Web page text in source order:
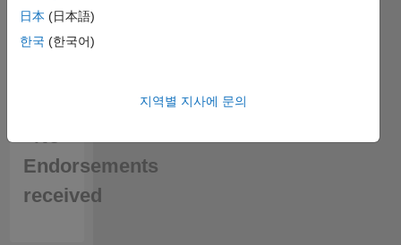
Endorsements
received
日本 (日本語)
한국 (한국어)
지역별 지사에 문의